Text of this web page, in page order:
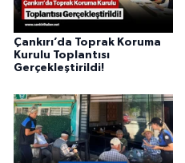
Çankırı’da Toprak Koruma
Kurulu Toplantısı
Gerçekleştirildi!